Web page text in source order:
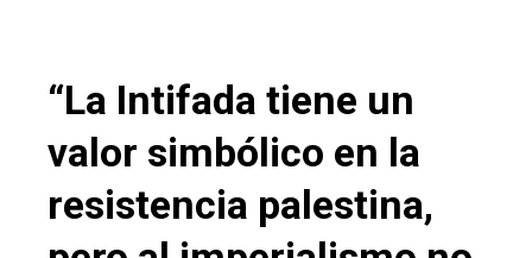
“La Intifada tiene un
valor simbólico en la
resistencia palestina,